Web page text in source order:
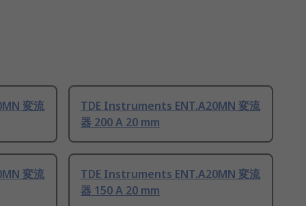
変流
TDE Instruments ENT.A20MN 変流
器 200 A 20 mm
変流
TDE Instruments ENT.A20MN 変流
器 150 A 20 mm